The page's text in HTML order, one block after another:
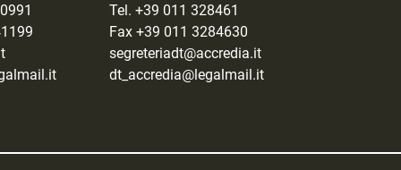
Tel. +39 011 328461
Fax +39 011 3284630
segreteriadt@accredia.it
dt_accredia@legalmail.it